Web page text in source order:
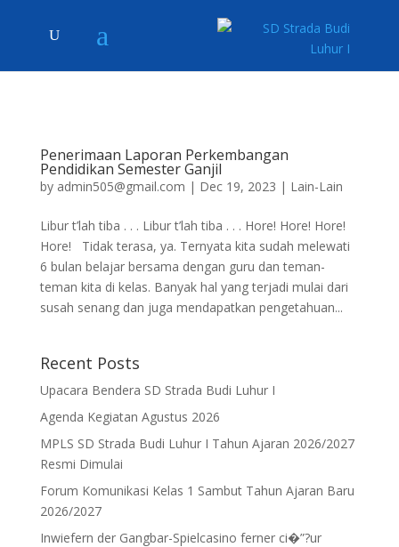
Penerimaan Laporan Perkembangan
Pendidikan Semester Ganjil
by admin505@gmail.com | Dec 19, 2023 | Lain-Lain
Libur t’lah tiba . . . Libur t’lah tiba . . . Hore! Hore! Hore!
Hore! Tidak terasa, ya. Ternyata kita sudah melewati
6 bulan belajar bersama dengan guru dan teman-
teman kita di kelas. Banyak hal yang terjadi mulai dari
susah senang dan juga mendapatkan pengetahuan...
Recent Posts
Upacara Bendera SD Strada Budi Luhur I
Agenda Kegiatan Agustus 2026
MPLS SD Strada Budi Luhur I Tahun Ajaran 2026/2027
Resmi Dimulai
Forum Komunikasi Kelas 1 Sambut Tahun Ajaran Baru
2026/2027
Inwiefern der Gangbar-Spielcasino ferner ci�”?ur